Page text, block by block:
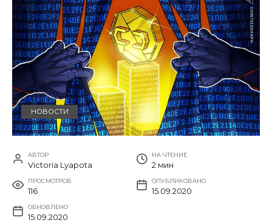
НОВОСТИ
АВТОР
Victoria Lyapota
НА ЧТЕНИЕ
2 мин
ПРОСМОТРОВ
116
ОПУБЛИКОВАНО
15.09.2020
ОБНОВЛЕНО
15.09.2020